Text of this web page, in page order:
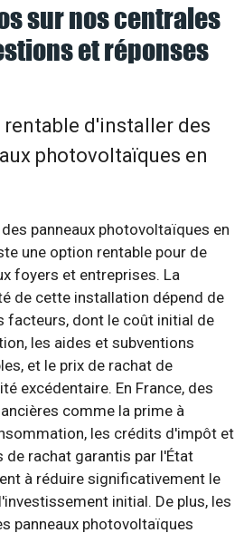
sur nos centrales
et réponses
rentable d'installer des
photovoltaïques en
panneaux photovoltaïques en
une option rentable pour de
foyers et entreprises. La
de cette installation dépend de
facteurs, dont le coût initial de
les aides et subventions
et le prix de rachat de
excédentaire. En France, des
comme la prime à
les crédits d'impôt et
de rachat garantis par l'État
à réduire significativement le
initial. De plus, les
panneaux photovoltaïques